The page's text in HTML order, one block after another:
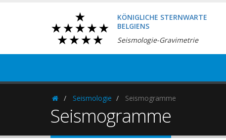
KÖNIGLICHE STERNWARTE
BELGIENS
Seismologie-Gravimetrie
HomepageSeismologie Seismogramme
Seismogramme